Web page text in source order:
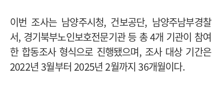
이번 조사는 남양주시청, 건보공단, 남양주남부경찰
서, 경기북부노인보호전문기관 등 총 4개 기관이 참여
한 합동조사 형식으로 진행됐으며, 조사 대상 기간은
2022년 3월부터 2025년 2월까지 36개월이다.